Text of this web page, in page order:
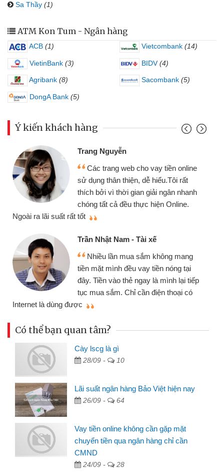
Sa Thầy (1)
ATM Kon Tum - Ngân hàng
ACB (1) Vietcombank (14)
VietinBank (3) BIDV (4)
Agribank (8) Sacombank (5)
DongA Bank (5)
Ý kiến khách hàng
Trang Nguyễn
Các trang web cho vay tiền online
sử dụng thân thiện, dễ hiểu.Tôi rất
thích bởi vì thời gian giải ngân nhanh
chóng tất cả đều thực hiện Online.
Ngoài ra lãi suất rất tốt
Trần Nhật Nam - Tài xế
Nhiều lần mua sắm không mang
tiền mặt mình đều vay tiền nóng tại
đây. Tiền vào thẻ ngay là mình lại tiếp
tục mua sắm. Chỉ cần điện thoại có
Internet là dùng được
Có thể bạn quan tâm?
Cày lscg là gì
28/09 - 10
Lãi suất ngân hàng Bảo Việt hiện nay
26/09 - 64
Vay tiền online không cần gặp mặt
chuyển tiền qua ngân hàng chỉ cần
CMND
24/09 - 28